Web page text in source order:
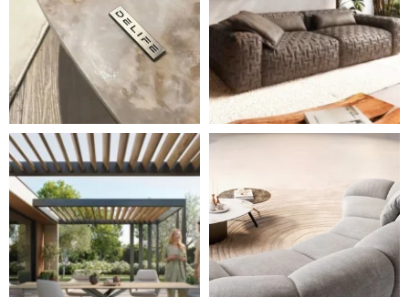
Styl, odolnost a společné chvíle pod širým nebem.
Ne každá pohovka je jen